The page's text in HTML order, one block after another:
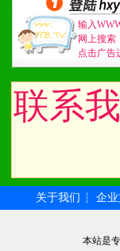
品全面
册、专
2、市
统一底
3、对
单，税
4、营
输入
网上搜索
点击广告
联系
关于我们 ┆ 企
本站是